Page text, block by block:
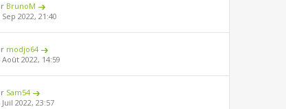
BrunoM
Sep 2022, 21:40
modjo64
Août 2022, 14:59
Sam54
Juil 2022, 23:57